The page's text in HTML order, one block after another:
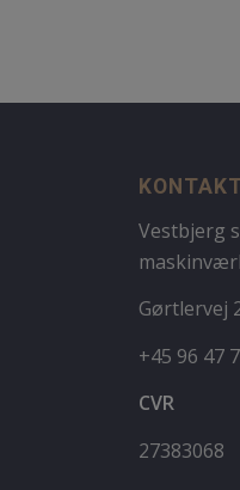
Vestbjerg
Gørtlervej
+45 96 47
CVR
27383068